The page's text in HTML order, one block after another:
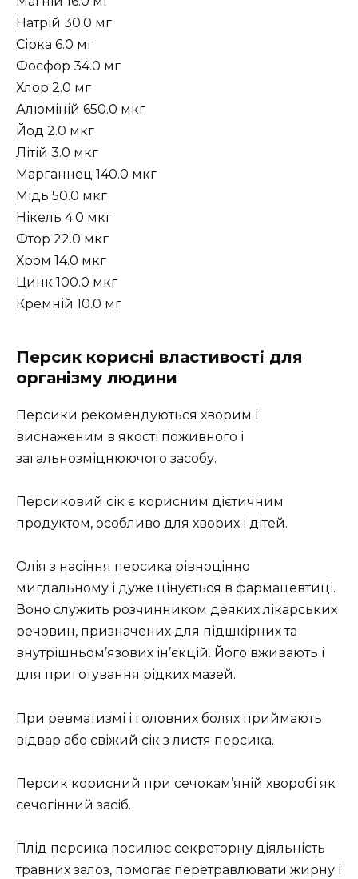
Натрій 30.0 мг
Сірка 6.0 мг
Фосфор 34.0 мг
Хлор 2.0 мг
Алюміній 650.0 мкг
Йод 2.0 мкг
Літій 3.0 мкг
Марганнец 140.0 мкг
Мідь 50.0 мкг
Нікель 4.0 мкг
Фтор 22.0 мкг
Хром 14.0 мкг
Цинк 100.0 мкг
Кремній 10.0 мг
Персик корисні властивості для
організму людини
Персики рекомендуються хворим і
виснаженим в якості поживного і
загальнозміцнюючого засобу.
Персиковий сік є корисним дієтичним
продуктом, особливо для хворих і дітей.
Олія з насіння персика рівноцінно
мигдальному і дуже цінується в фармацевтиці.
Воно служить розчинником деяких лікарських
речовин, призначених для підшкірних та
внутрішньом’язових ін’єкцій. Його вживають і
для приготування рідких мазей.
При ревматизмі і головних болях приймають
відвар або свіжий сік з листя персика.
Персик корисний при сечокам’яній хворобі як
сечогінний засіб.
Плід персика посилює секреторну діяльність
травних залоз, помогає перетравлювати жирну і